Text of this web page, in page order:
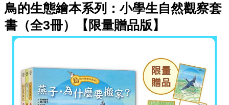
鳥的生態繪本系列：小學生自然觀察套
書（全3冊）【限量贈品版】